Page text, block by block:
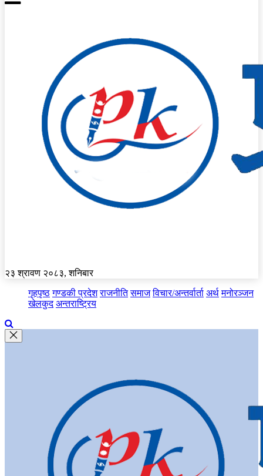
२३ श्रावण २०८३, शनिबार
गृहपृष्ठ गण्डकी प्रदेश राजनीति समाज विचार/अन्तर्वार्ता अर्थ मनोरञ्जन
खेलकुद अन्तराष्ट्रिय